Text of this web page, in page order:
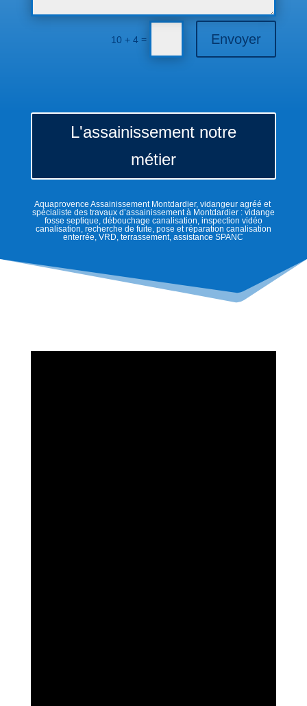
10 + 4 = Envoyer
L'assainissement notre
métier
Aquaprovence Assainissement Montdardier, vidangeur agréé et
spécialiste des travaux d’assainissement à Montdardier : vidange
fosse septique, débouchage canalisation, inspection vidéo
canalisation, recherche de fuite, pose et réparation canalisation
enterrée, VRD, terrassement, assistance SPANC